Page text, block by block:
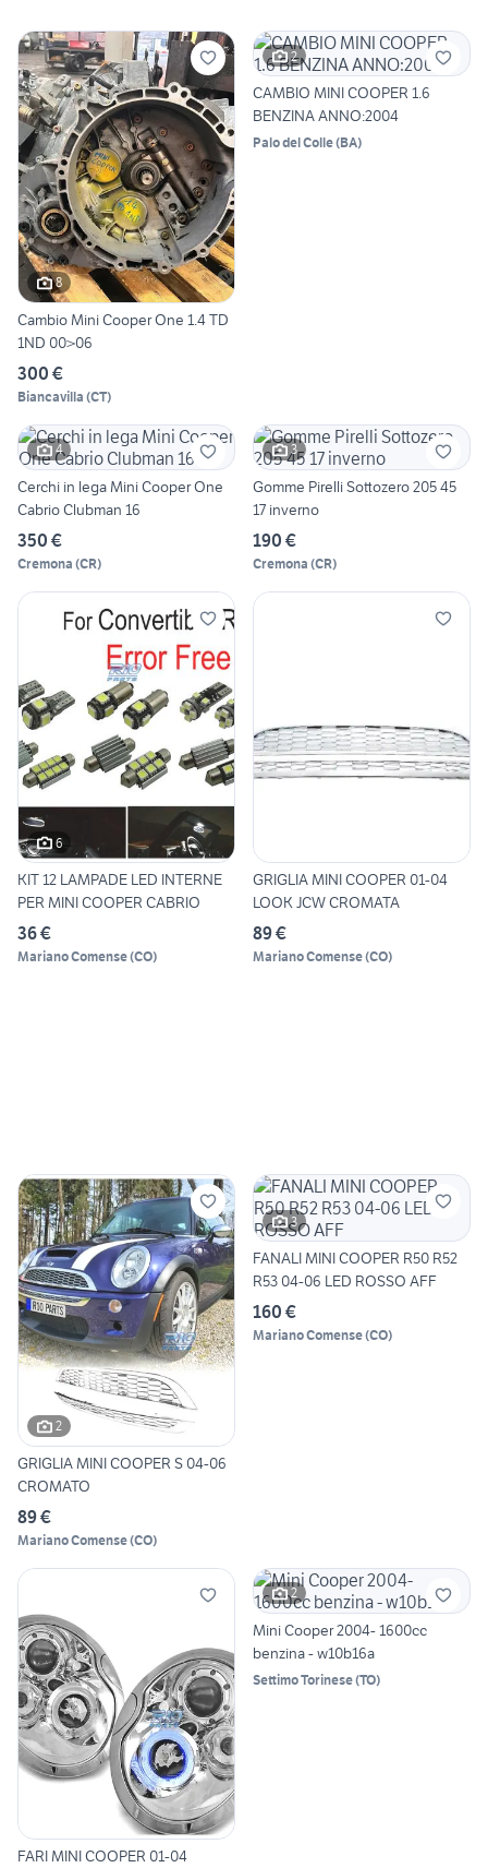
8
Cambio Mini Cooper One 1.4 TD
1ND 00>06
300 €
Biancavilla (CT)
2
CAMBIO MINI COOPER 1.6
BENZINA ANNO:2004
Palo del Colle(BA)
4
Cerchi in lega Mini Cooper One
Cabrio Clubman 16
350 €
Cremona (CR)
3
Gomme Pirelli Sottozero 205 45
17 inverno
190 €
Cremona (CR)
6
KIT 12 LAMPADE LED INTERNE
PER MINI COOPER CABRIO
36 €
Mariano Comense(CO)
GRIGLIA MINI COOPER 01-04
LOOK JCW CROMATA
89 €
Mariano Comense(CO)
2
GRIGLIA MINI COOPER S 04-06
CROMATO
89 €
Mariano Comense(CO)
3
FANALI MINI COOPER R50 R52
R53 04-06 LED ROSSO AFF
160 €
Mariano Comense(CO)
FARI MINI COOPER 01-04
2
Mini Cooper 2004- 1600cc
benzina - w10b16a
Settimo Torinese(TO)